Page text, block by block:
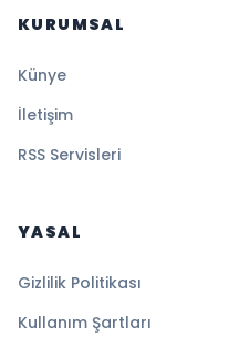
KURUMSAL
Künye
İletişim
RSS Servisleri
YASAL
Gizlilik Politikası
Kullanım Şartları